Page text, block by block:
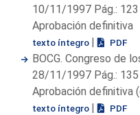
10/11/1997 Pág.: 123
Aprobación definitiva
texto íntegro | PDF
BOCG. Congreso de
28/11/1997 Pág.: 135
Aprobación definitiva
texto íntegro | PDF